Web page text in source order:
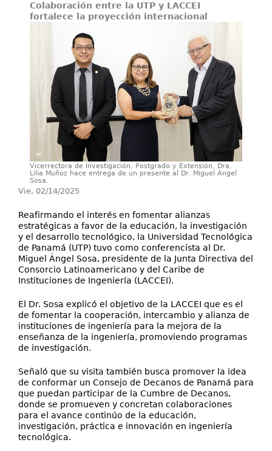
Departamentos
Servicios
Colaboración entre la UTP y LACCEI
fortalece la proyección internacional
Vicerrectora de Investigación, Postgrado y Extensión, Dra.
Lilia Muñoz hace entrega de un presente al Dr. Miguel Ángel
Sosa.
Vie, 02/14/2025
Reafirmando el interés en fomentar alianzas
estratégicas a favor de la educación, la investigación
y el desarrollo tecnológico, la Universidad Tecnológica
de Panamá (UTP) tuvo como conferencista al Dr.
Miguel Ángel Sosa, presidente de la Junta Directiva del
Consorcio Latinoamericano y del Caribe de
Instituciones de Ingeniería (LACCEI).
El Dr. Sosa explicó el objetivo de la LACCEI que es el
de fomentar la cooperación, intercambio y alianza de
instituciones de ingeniería para la mejora de la
enseñanza de la ingeniería, promoviendo programas
de investigación.
Señaló que su visita también busca promover la idea
de conformar un Consejo de Decanos de Panamá para
que puedan participar de la Cumbre de Decanos,
donde se promueven y concretan colaboraciones
para el avance continúo de la educación,
investigación, práctica e innovación en ingeniería
tecnológica.